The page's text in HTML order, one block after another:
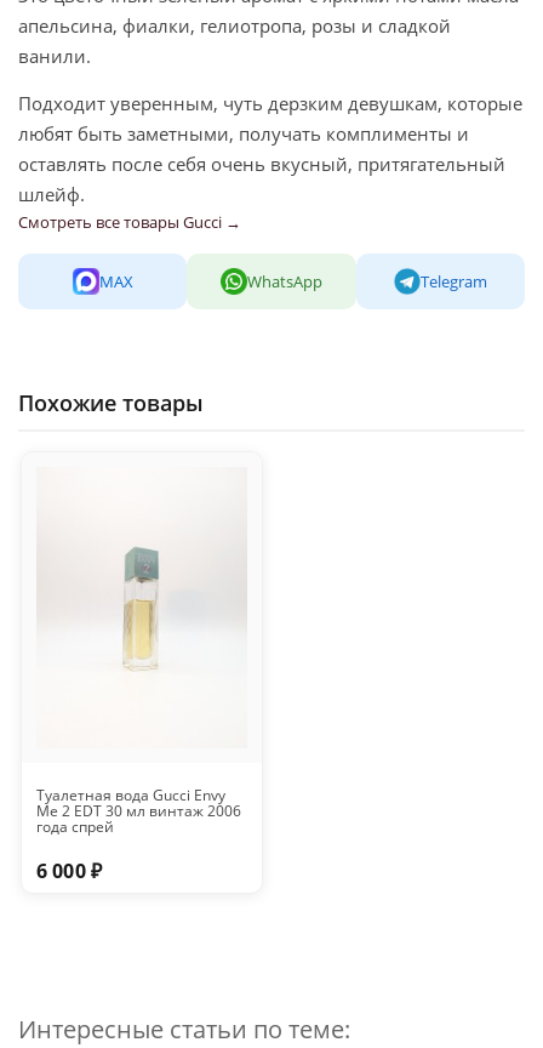
апельсина, фиалки, гелиотропа, розы и сладкой
ванили.
Подходит уверенным, чуть дерзким девушкам, которые
любят быть заметными, получать комплименты и
оставлять после себя очень вкусный, притягательный
шлейф.
Смотреть все товары Gucci →
MAX WhatsApp Telegram
Похожие товары
Туалетная вода Gucci Envy
Me 2 EDT 30 мл винтаж 2006
года спрей
6 000 ₽
Интересные статьи по теме: